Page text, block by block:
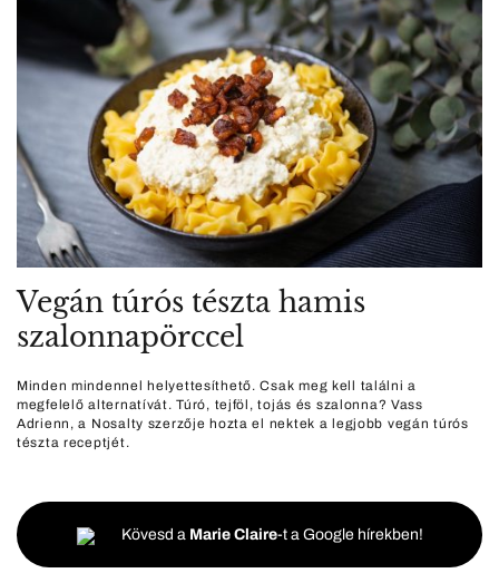
Vegán túrós tészta hamis
szalonnapörccel
Minden mindennel helyettesíthető. Csak meg kell találni a
megfelelő alternatívát. Túró, tejföl, tojás és szalonna? Vass
Adrienn, a Nosalty szerzője hozta el nektek a legjobb vegán túrós
tészta receptjét.
Kövesd a Marie Claire-t a Google hírekben!